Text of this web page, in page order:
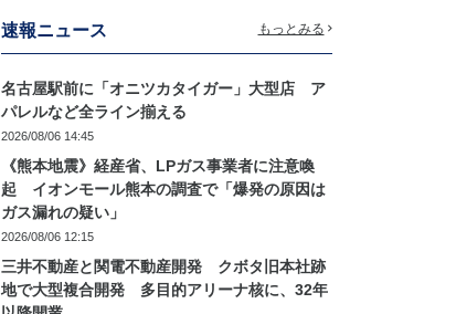
速報ニュース もっとみる
名古屋駅前に「オニツカタイガー」大型店 ア
パレルなど全ライン揃える
2026/08/06 14:45
《熊本地震》経産省、LPガス事業者に注意喚
起 イオンモール熊本の調査で「爆発の原因は
ガス漏れの疑い」
2026/08/06 12:15
三井不動産と関電不動産開発 クボタ旧本社跡
地で大型複合開発 多目的アリーナ核に、32年